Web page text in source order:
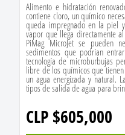
Alimento e hidratación
contiene cloro, un químico
queda impregnado en la piel
vapor que llega directamente
PiMag MicroJet se pueden
sedimentos que podrían
tecnología de microburbujas
libre de los químicos que
un agua energizada y natural.
tipos de salida de agua para
CLP $605,000